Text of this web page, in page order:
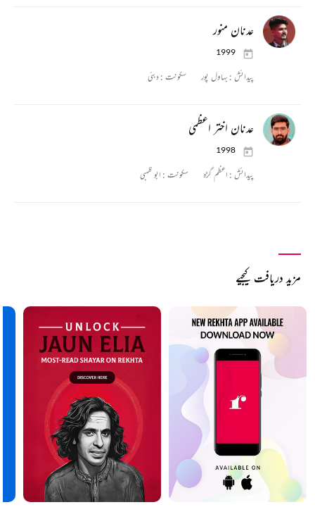
عدنان منور
1999
پیدائش : بہاول پور سکونت :دبئی
عدنان اختر اعظمی
1998
پیدائش : اعظم گڑہ سکونت : ابو ظہبی
مزید دریافت کیجیے